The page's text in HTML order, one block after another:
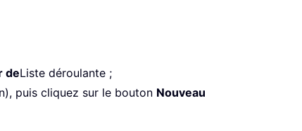
deListe déroulante ;
puis cliquez sur le bouton Nouveau